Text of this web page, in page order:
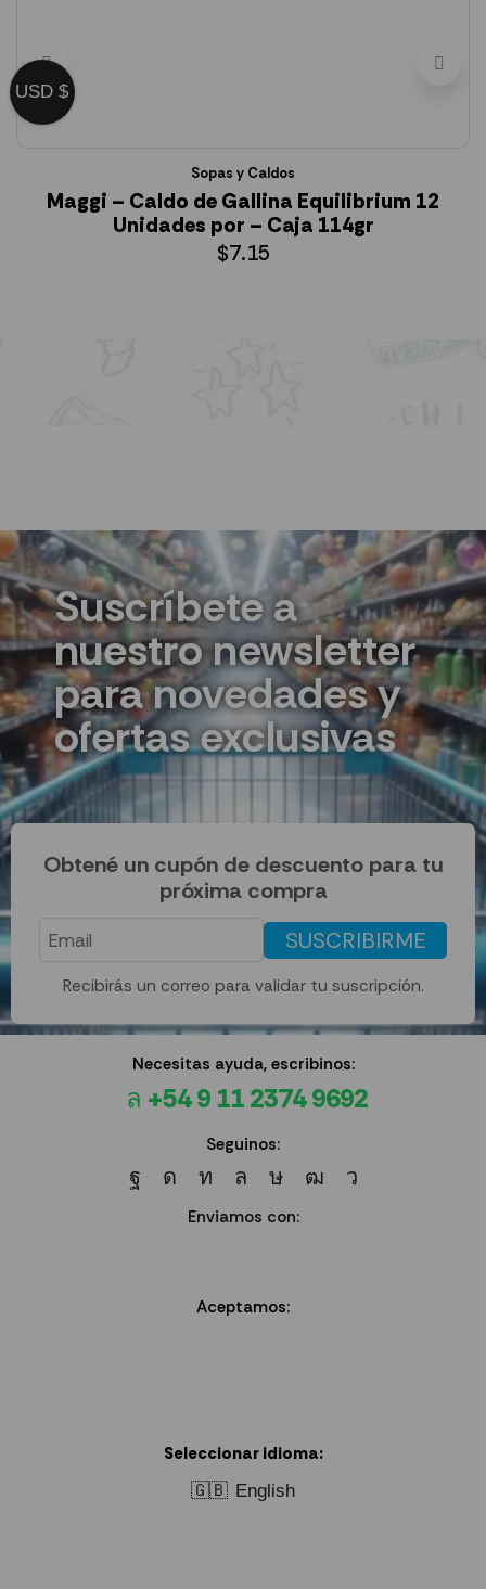
Sopas y Caldos
Maggi – Caldo de Gallina Equilibrium 12
Unidades por – Caja 114gr
$7.15
Suscríbete a
nuestro newsletter
para novedades y
ofertas exclusivas
Obtené un cupón de descuento para tu
próxima compra
SUSCRIBIRME
Recibirás un correo para validar tu suscripción.
Necesitas ayuda, escribinos:
+54 9 11 2374 9692
Seguinos:
Enviamos con:
Aceptamos:
Seleccionar idioma:
🇬🇧 English
USD $